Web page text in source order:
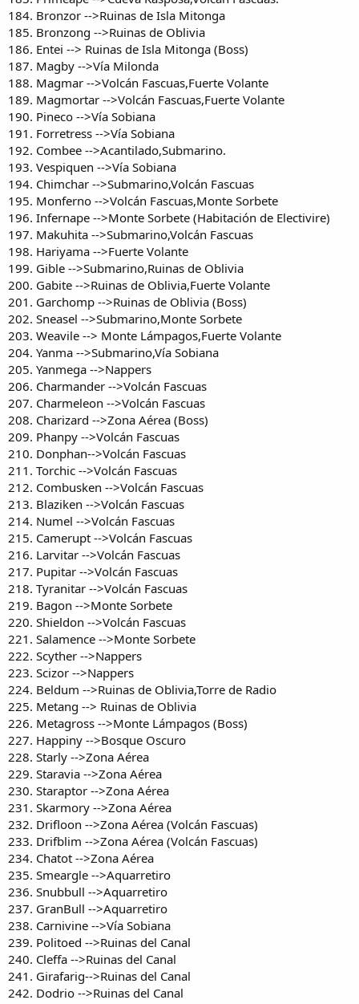
184. Bronzor -->Ruinas de Isla Mitonga
185. Bronzong -->Ruinas de Oblivia
186. Entei --> Ruinas de Isla Mitonga (Boss)
187. Magby -->Vía Milonda
188. Magmar -->Volcán Fascuas,Fuerte Volante
189. Magmortar -->Volcán Fascuas,Fuerte Volante
190. Pineco -->Vía Sobiana
191. Forretress -->Vía Sobiana
192. Combee -->Acantilado,Submarino.
193. Vespiquen -->Vía Sobiana
194. Chimchar -->Submarino,Volcán Fascuas
195. Monferno -->Volcán Fascuas,Monte Sorbete
196. Infernape -->Monte Sorbete (Habitación de Electivire)
197. Makuhita -->Submarino,Volcán Fascuas
198. Hariyama -->Fuerte Volante
199. Gible -->Submarino,Ruinas de Oblivia
200. Gabite -->Ruinas de Oblivia,Fuerte Volante
201. Garchomp -->Ruinas de Oblivia (Boss)
202. Sneasel -->Submarino,Monte Sorbete
203. Weavile --> Monte Lámpagos,Fuerte Volante
204. Yanma -->Submarino,Vía Sobiana
205. Yanmega -->Nappers
206. Charmander -->Volcán Fascuas
207. Charmeleon -->Volcán Fascuas
208. Charizard -->Zona Aérea (Boss)
209. Phanpy -->Volcán Fascuas
210. Donphan-->Volcán Fascuas
211. Torchic -->Volcán Fascuas
212. Combusken -->Volcán Fascuas
213. Blaziken -->Volcán Fascuas
214. Numel -->Volcán Fascuas
215. Camerupt -->Volcán Fascuas
216. Larvitar -->Volcán Fascuas
217. Pupitar -->Volcán Fascuas
218. Tyranitar -->Volcán Fascuas
219. Bagon -->Monte Sorbete
220. Shieldon -->Volcán Fascuas
221. Salamence -->Monte Sorbete
222. Scyther -->Nappers
223. Scizor -->Nappers
224. Beldum -->Ruinas de Oblivia,Torre de Radio
225. Metang --> Ruinas de Oblivia
226. Metagross -->Monte Lámpagos (Boss)
227. Happiny -->Bosque Oscuro
228. Starly -->Zona Aérea
229. Staravia -->Zona Aérea
230. Staraptor -->Zona Aérea
231. Skarmory -->Zona Aérea
232. Drifloon -->Zona Aérea (Volcán Fascuas)
233. Drifblim -->Zona Aérea (Volcán Fascuas)
234. Chatot -->Zona Aérea
235. Smeargle -->Aquarretiro
236. Snubbull -->Aquarretiro
237. GranBull -->Aquarretiro
238. Carnivine -->Vía Sobiana
239. Politoed -->Ruinas del Canal
240. Cleffa -->Ruinas del Canal
241. Girafarig-->Ruinas del Canal
242. Dodrio -->Ruinas del Canal